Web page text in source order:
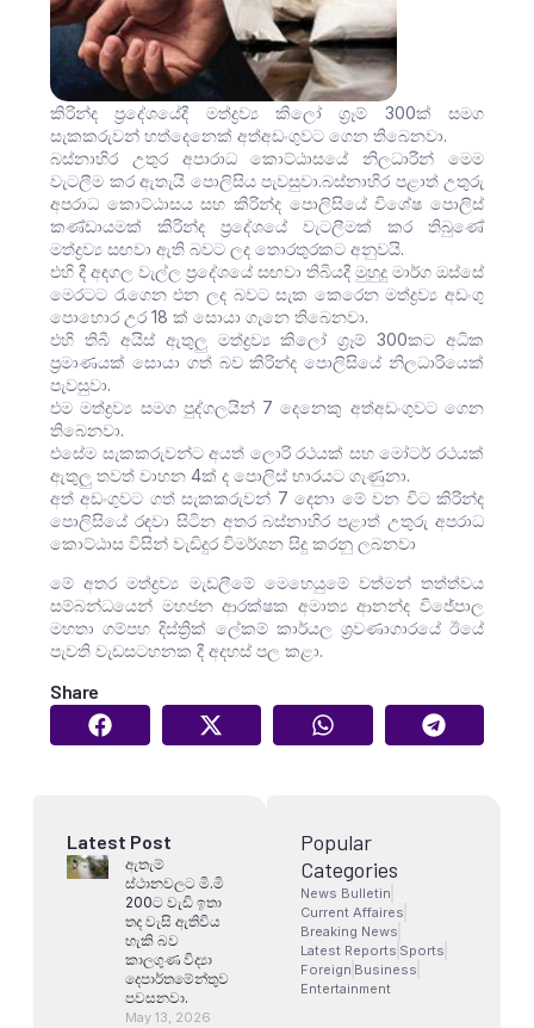
කිරින්ද ප්‍රදේශයේදී මත්ද්‍රව්‍ය කිලෝ ග්‍රෑම් 300ක් සමග
සැකකරුවන් හත්දෙනෙක් අත්අඩංගුවට ගෙන තිබෙනවා.
බස්නාහිර උතුර අපාරාධ කොට්ඨාසයේ නිලධාරීන් මෙම
වැටලීම කර ඇතැයි පොලිසිය පැවසුවා.බස්නාහිර පළාත් උතුරු
අපරාධ කොට්ඨාසය සහ කිරින්ද පොලිසියේ විශේෂ පොලිස්
කණ්ඩායමක් කිරින්ද ප්‍රදේශයේ වැටලීමක් කර තිබුණේ
මත්ද්‍රව්‍ය සඟවා ඇති බවට ලද තොරතුරකට අනුවයි.
එහි දී අඳගල වැල්ල ප්‍රදේශයේ සඟවා තිබියදී මුහුදු මාර්ග ඔස්සේ
මෙරටට රැගෙන එන ලද බවට සැක කෙරෙන මත්ද්‍රව්‍ය අඩංගු
පොහොර උර 18 ක් සොයා ගැනෙ තිබෙනවා.
එහි තිබී අයිස් ඇතුලු මත්ද්‍රව්‍ය කිලෝ ග්‍රෑම් 300කට අධික
ප්‍රමාණයක් සොයා ගත් බව කිරින්ද පොලිසියේ නිලධාරියෙක්
පැවසුවා.
එම මත්ද්‍රව්‍ය සමග පුද්ගලයින් 7 දෙනෙකු අත්අඩංගුවට ගෙන
තිබෙනවා.
එසේම සැකකරුවන්ට අයත් ලොරි රථයක් සහ මෝටර් රථයක්
ඇතුලු තවත් වාහන 4ක් ද පොලිස් භාරයට ගැණුනා.
අත් අඩංගුවට ගත් සැකකරුවන් 7 දෙනා මේ වන විට කිරින්ද
පොලිසියේ රඳවා සිටින අතර බස්නාහිර පළාත් උතුරු අපරාධ
කොට්ඨාස විසින් වැඩිදුර විමර්ශන සිදු කරනු ලබනවා
මේ අතර මත්ද්‍රව්‍ය මැඩලීමේ මෙහෙයුමේ වත්මන් තත්ත්වය
සම්බන්ධයෙන් මහජන ආරක්ෂක අමාත්‍ය ආනන්ද විජේපාල
මහතා ගම්පහ දිස්ත්‍රික් ලේකම් කාර්යල ශ්‍රවණාගාරයේ ඊයේ
පැවති වැඩසටහනක දී අදහස් පල කළා.
Share
Latest Post
ඇතැම්
ස්ථානවලට මි.මි
200ට වැඩි ඉතා
තද වැසි ඇතිවිය
හැකි බව
කාලගුණ විද්‍යා
දෙපාර්තමේන්තුව
පවසනවා.
May 13, 2026
Popular
Categories
News Bulletin
Current Affaires
Breaking News
Latest Reports Sports
Foreign Business
Entertainment